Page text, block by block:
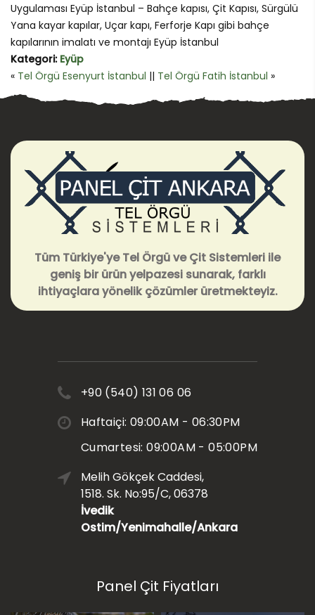
Uygulaması Eyüp İstanbul – Bahçe kapısı, Çit Kapısı, Sürgülü
Yana kayar kapılar, Uçar kapı, Ferforje Kapı gibi bahçe
kapılarının imalatı ve montajı Eyüp İstanbul
Kategori: Eyüp
« Tel Örgü Esenyurt İstanbul || Tel Örgü Fatih İstanbul »
Tüm Türkiye'ye Tel Örgü ve Çit Sistemleri ile
geniş bir ürün yelpazesi sunarak, farklı
ihtiyaçlara yönelik çözümler üretmekteyiz.
+90 (540) 131 06 06
Haftaiçi: 09:00AM - 06:30PM
Cumartesi: 09:00AM - 05:00PM
Melih Gökçek Caddesi,
1518. Sk. No:95/C, 06378
İvedik
Ostim/Yenimahalle/Ankara
Panel Çit Fiyatları